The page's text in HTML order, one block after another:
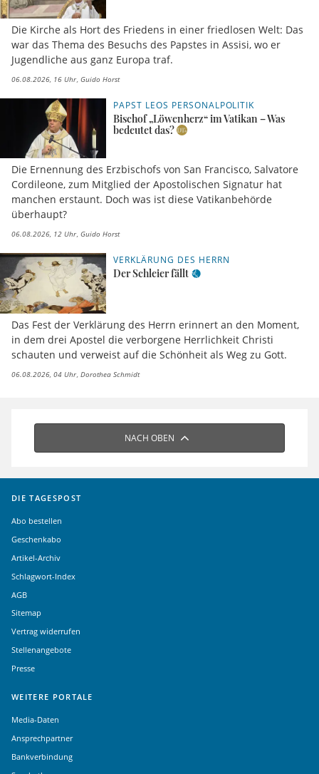
Die Kirche als Hort des Friedens in einer friedlosen Welt: Das
war das Thema des Besuchs des Papstes in Assisi, wo er
Jugendliche aus ganz Europa traf.
06.08.2026, 16 Uhr Guido Horst
PAPST LEOS PERSONALPOLITIK
Bischof „Löwenherz“ im Vatikan – Was
bedeutet das?
Die Ernennung des Erzbischofs von San Francisco, Salvatore
Cordileone, zum Mitglied der Apostolischen Signatur hat
manchen erstaunt. Doch was ist diese Vatikanbehörde
überhaupt?
06.08.2026, 12 Uhr Guido Horst
VERKLÄRUNG DES HERRN
Der Schleier fällt
Das Fest der Verklärung des Herrn erinnert an den Moment,
in dem drei Apostel die verborgene Herrlichkeit Christi
schauten und verweist auf die Schönheit als Weg zu Gott.
06.08.2026, 04 Uhr Dorothea Schmidt
NACH OBEN
DIE TAGESPOST
Abo bestellen
Geschenkabo
Artikel-Archiv
Schlagwort-Index
AGB
Sitemap
Vertrag widerrufen
Stellenangebote
Presse
WEITERE PORTALE
Media-Daten
Ansprechpartner
Bankverbindung